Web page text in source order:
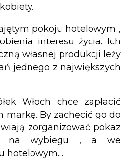
pokoju hotelowym ,
interesu życia. Ich
własnej produkcji leży
jednego z największych
Włoch chce zapłacić
markę. By zachęcić go do
zorganizować pokaz
na wybiegu , a we
hotelowym....